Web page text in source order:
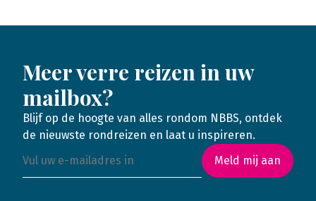
Meer verre reizen in uw
mailbox?
Blijf op de hoogte van alles rondom NBBS, ontdek
de nieuwste rondreizen en laat u inspireren.
Meld mij aan